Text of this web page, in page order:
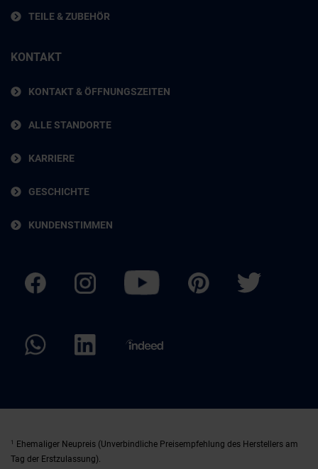
TEILE & ZUBEHÖR
KONTAKT
KONTAKT & ÖFFNUNGSZEITEN
ALLE STANDORTE
KARRIERE
GESCHICHTE
KUNDENSTIMMEN
1
Ehemaliger Neupreis (Unverbindliche Preisempfehlung des Herstellers am
Tag der Erstzulassung).